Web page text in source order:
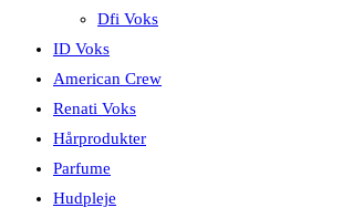
Dfi Voks
ID Voks
American Crew
Renati Voks
Hårprodukter
Parfume
Hudpleje